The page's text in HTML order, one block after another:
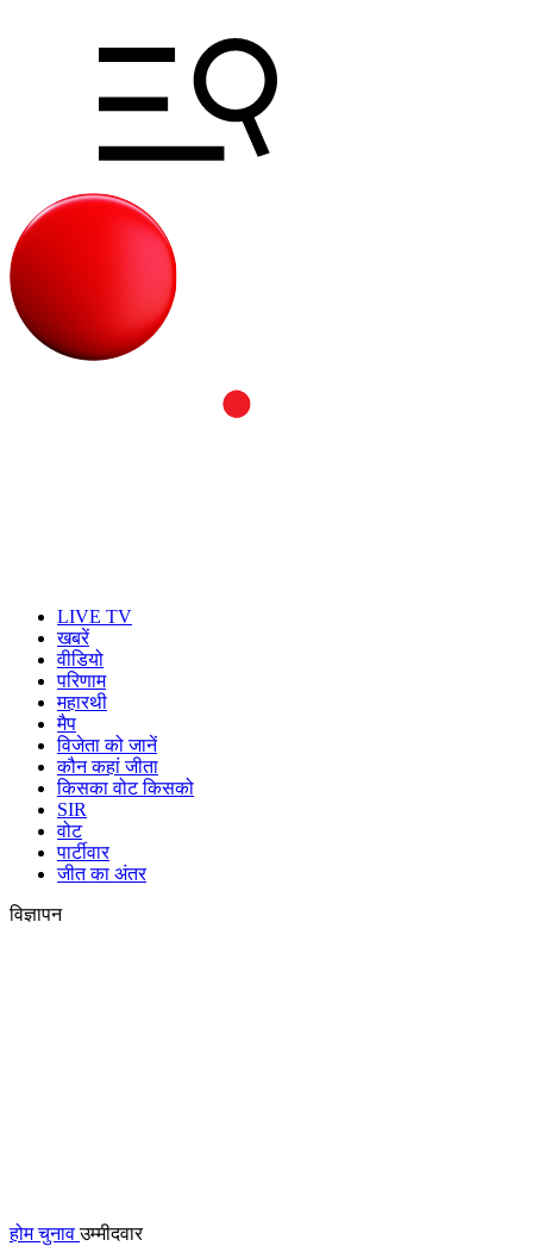
LIVE TV
खबरें
वीडियो
परिणाम
महारथी
मैप
विजेता को जानें
कौन कहां जीता
किसका वोट किसको
SIR
वोट
पार्टीवार
जीत का अंतर
विज्ञापन
होम चुनाव उम्मीदवार